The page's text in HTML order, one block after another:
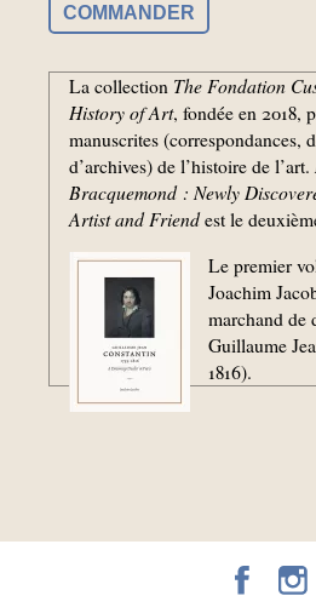
COMMANDER
La collection The Fondation
History of Art, fondée en 2018,
manuscrites (correspondances,
d’archives) de l’histoire de l’art.
Bracquemond : Newly
Artist and Friendest le
Le premier
Joachim
marchand de
Guillaume
1816).